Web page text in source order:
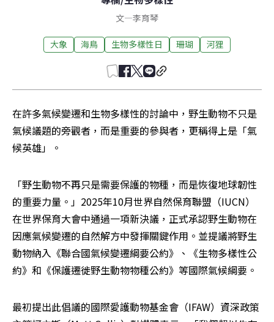
文—李育琴
大象 海鳥 生物多樣性日 珊瑚 河狸
在許多氣候變遷和生物多樣性的討論中，野生動物不只是
氣候議題的旁觀者，而是重要的參與者，更稱得上是「氣
候英雄」。
「野生動物不再只是需要保護的物種，而是恢復地球韌性
的重要力量。」2025年10月世界自然保育聯盟（IUCN）
在世界保育大會中通過一項新決議，正式承認野生動物在
因應氣候變遷的自然解方中發揮關鍵作用。並提議將野生
動物納入《聯合國氣候變遷綱要公約》、《生物多樣性公
約》和《保護遷徙野生動物物種公約》等國際氣候綱要。
最初提出此倡議的國際愛護動物基金會（IFAW）資深政策